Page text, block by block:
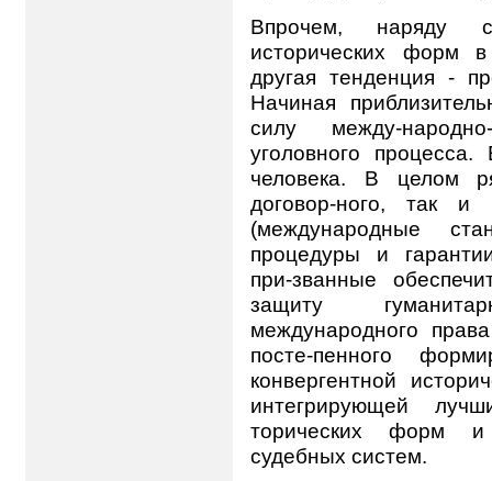
Впрочем, наряду с
исторических форм
другая тенденция -
Начиная
силу между-
уголовного
человека. В целом
договор-ного, так и
(международные
процедуры и
при-званные
защиту
международного
посте-пенного
конвергентной
интегрирующей
торических форм и
судебных систем.